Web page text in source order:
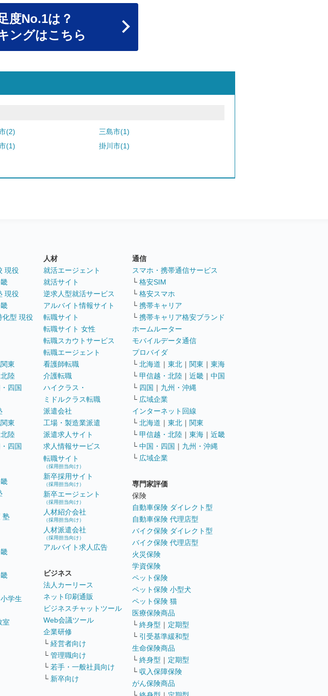
度No.1は？
ングはこちら
(2)
三島市(1)
(1)
掛川市(1)
現役
現役
化型 現役
東
陸
四国
東
陸
四国
塾
小学生
室
人材
就活エージェント
就活サイト
逆求人型就活サービス
アルバイト情報サイト
転職サイト
転職サイト 女性
転職スカウトサービス
転職エージェント
看護師転職
介護転職
ハイクラス・
ミドルクラス転職
派遣会社
工場・製造業派遣
派遣求人サイト
求人情報サービス
転職サイト
（採用担当向け）
新卒採用サイト
（採用担当向け）
新卒エージェント
（採用担当向け）
人材紹介会社
（採用担当向け）
人材派遣会社
（採用担当向け）
アルバイト求人広告
ビジネス
法人カーリース
ネット印刷通販
ビジネスチャットツール
Web会議ツール
企業研修
└ 経営者向け
└ 管理職向け
└ 若手・一般社員向け
└ 新卒向け
通信
スマホ・携帯通信サービス
└ 格安SIM
└ 格安スマホ
└ 携帯キャリア
└ 携帯キャリア格安ブランド
ホームルーター
モバイルデータ通信
プロバイダ
└ 北海道 ｜ 東北 ｜ 関東 ｜ 東海
└ 甲信越・北陸 ｜ 近畿 ｜ 中国
└ 四国 ｜ 九州・沖縄
└ 広域企業
インターネット回線
└ 北海道 ｜ 東北 ｜ 関東
└ 甲信越・北陸 ｜ 東海 ｜ 近畿
└ 中国・四国 ｜ 九州・沖縄
└ 広域企業
専門家評価
保険
自動車保険 ダイレクト型
自動車保険 代理店型
バイク保険 ダイレクト型
バイク保険 代理店型
火災保険
学資保険
ペット保険
ペット保険 小型犬
ペット保険 猫
医療保険商品
└ 終身型 ｜ 定期型
└ 引受基準緩和型
生命保険商品
└ 終身型 ｜ 定期型
└ 収入保障保険
がん保険商品